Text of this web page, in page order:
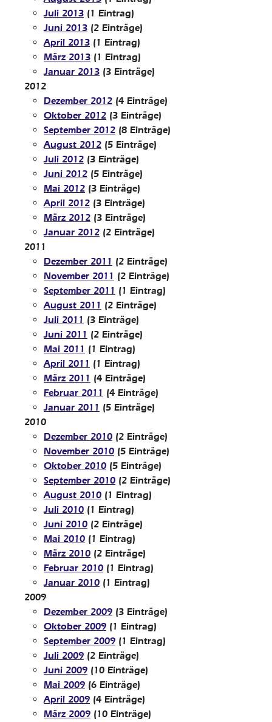
Juli 2013 (1 Eintrag)
Juni 2013 (2 Einträge)
April 2013 (1 Eintrag)
März 2013 (1 Eintrag)
Januar 2013 (3 Einträge)
2012
Dezember 2012 (4 Einträge)
Oktober 2012 (3 Einträge)
September 2012 (8 Einträge)
August 2012 (5 Einträge)
Juli 2012 (3 Einträge)
Juni 2012 (5 Einträge)
Mai 2012 (3 Einträge)
April 2012 (3 Einträge)
März 2012 (3 Einträge)
Januar 2012 (2 Einträge)
2011
Dezember 2011 (2 Einträge)
November 2011 (2 Einträge)
September 2011 (1 Eintrag)
August 2011 (2 Einträge)
Juli 2011 (3 Einträge)
Juni 2011 (2 Einträge)
Mai 2011 (1 Eintrag)
April 2011 (1 Eintrag)
März 2011 (4 Einträge)
Februar 2011 (4 Einträge)
Januar 2011 (5 Einträge)
2010
Dezember 2010 (2 Einträge)
November 2010 (5 Einträge)
Oktober 2010 (5 Einträge)
September 2010 (2 Einträge)
August 2010 (1 Eintrag)
Juli 2010 (1 Eintrag)
Juni 2010 (2 Einträge)
Mai 2010 (1 Eintrag)
März 2010 (2 Einträge)
Februar 2010 (1 Eintrag)
Januar 2010 (1 Eintrag)
2009
Dezember 2009 (3 Einträge)
Oktober 2009 (1 Eintrag)
September 2009 (1 Eintrag)
Juli 2009 (2 Einträge)
Juni 2009 (10 Einträge)
Mai 2009 (6 Einträge)
April 2009 (4 Einträge)
März 2009 (10 Einträge)